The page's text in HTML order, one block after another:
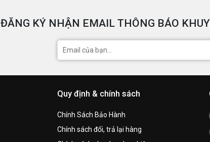
ĐĂNG KÝ NHẬN EMAIL THÔNG BÁO
Quy định & chính sách
Chính Sách Bảo Hành
Chính sách đổi, trả lại hàng